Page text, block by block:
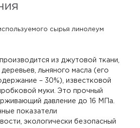
сырья линолеум
из джутовой ткани,
льняного масла (его
– 30%), известковой
муки. Это прочный
давление до 16 МПа.
показатели
экологически безопасный